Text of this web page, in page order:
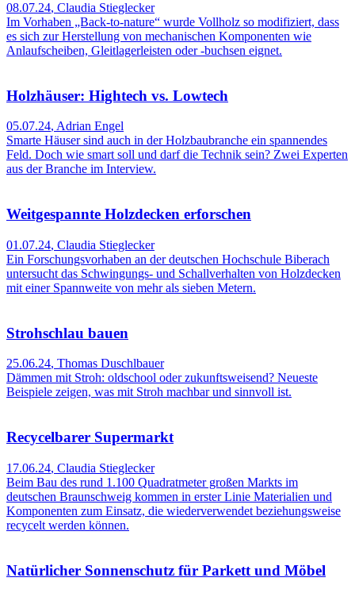
08.07.24, Claudia Stieglecker
Im Vorhaben „Back-to-nature“ wurde Vollholz so modifiziert, dass
es sich zur Herstellung von mechanischen Komponenten wie
Anlaufscheiben, Gleitlagerleisten oder -buchsen eignet.
Holzhäuser: Hightech vs. Lowtech
05.07.24, Adrian Engel
Smarte Häuser sind auch in der Holzbaubranche ein spannendes
Feld. Doch wie smart soll und darf die Technik sein? Zwei Experten
aus der Branche im Interview.
Weitgespannte Holzdecken erforschen
01.07.24, Claudia Stieglecker
Ein Forschungsvorhaben an der deutschen Hochschule Biberach
untersucht das Schwingungs- und Schallverhalten von Holzdecken
mit einer Spannweite von mehr als sieben Metern.
Strohschlau bauen
25.06.24, Thomas Duschlbauer
Dämmen mit Stroh: oldschool oder zukunfts­weisend? Neueste
Beispiele zeigen, was mit Stroh machbar und sinnvoll ist.
Recycelbarer Supermarkt
17.06.24, Claudia Stieglecker
Beim Bau des rund 1.100 Quadratmeter großen Markts im
deutschen Braunschweig kommen in erster Linie Materialien und
Komponenten zum Einsatz, die wiederverwendet beziehungsweise
recycelt werden können.
Natürlicher Sonnenschutz für Parkett und Möbel